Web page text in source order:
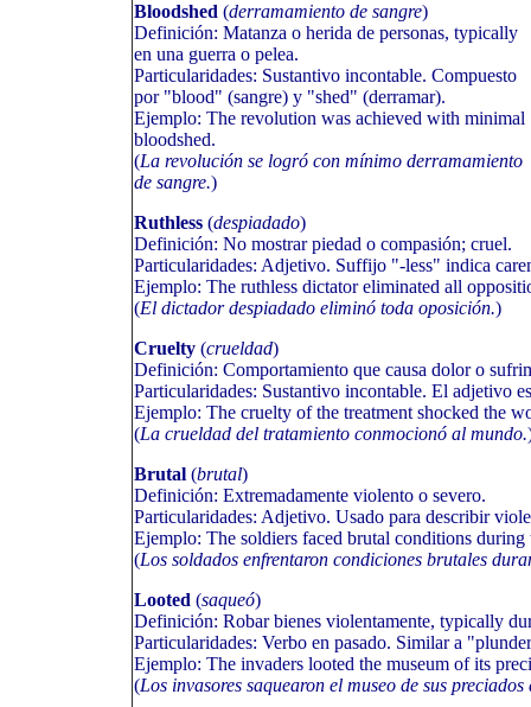
Bloodshed (derramamiento de sangre)
Definición: Matanza o herida de personas, typically
en una guerra o pelea.
Particularidades: Sustantivo incontable. Compuesto
por "blood" (sangre) y "shed" (derramar).
Ejemplo: The revolution was achieved with minimal
bloodshed.
(La revolución se logró con mínimo derramamiento
de sangre.)
Ruthless (despiadado)
Definición: No mostrar piedad o compasión; cruel.
Particularidades: Adjetivo. Suffijo "-less" indica
Ejemplo: The ruthless dictator eliminated all
(El dictador despiadado eliminó toda oposición.)
Cruelty (crueldad)
Definición: Comportamiento que causa dolor o
Particularidades: Sustantivo incontable. El adjetivo
Ejemplo: The cruelty of the treatment shocked the
(La crueldad del tratamiento conmocionó al mundo.
Brutal (brutal)
Definición: Extremadamente violento o severo.
Particularidades: Adjetivo. Usado para describir
Ejemplo: The soldiers faced brutal conditions during
(Los soldados enfrentaron condiciones brutales
Looted (saqueó)
Definición: Robar bienes violentamente, typically
Particularidades: Verbo en pasado. Similar a
Ejemplo: The invaders looted the museum of its
(Los invasores saquearon el museo de sus preciados